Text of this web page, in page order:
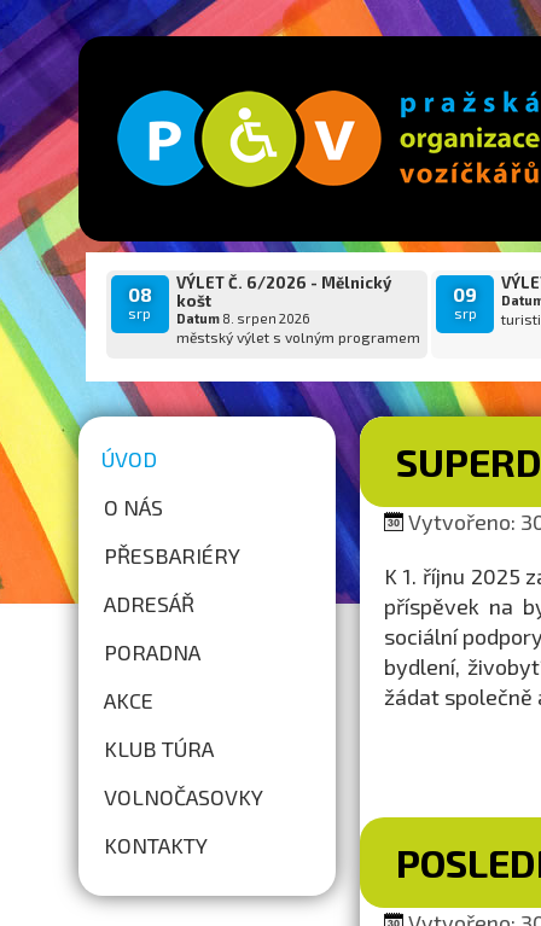
08
srp
VÝLET Č. 6/2026 - Mělnický
košt
Datum8. srpen 2026
městský výlet s volným programem
09
srp
ÚVOD
O NÁS
PŘESBARIÉRY
ADRESÁŘ
PORADNA
AKCE
KLUB TÚRA
VOLNOČASOVKY
KONTAKTY
Vytvořeno:
K 1. říjnu 2025
příspěvek na
sociální
bydlení,
žádat společně